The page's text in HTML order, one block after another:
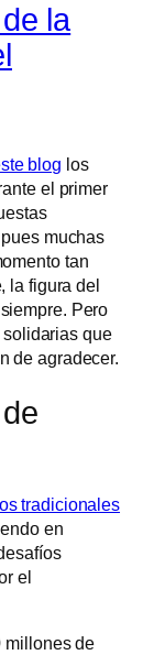
la
blog los
el primer
muchas
tan
la figura del
Pero
que
de agradecer.
tradicionales
en
el
millones de